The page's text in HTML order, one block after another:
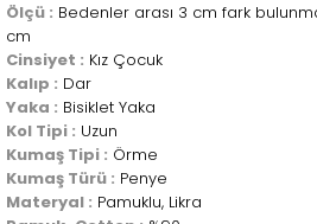
Ölçü : Bedenler arası 3 cm fark
cm
Cinsiyet : Kız Çocuk
Kalıp : Dar
Yaka : Bisiklet Yaka
Kol Tipi : Uzun
Kumaş Tipi : Örme
Kumaş Türü : Penye
Materyal : Pamuklu, Likra